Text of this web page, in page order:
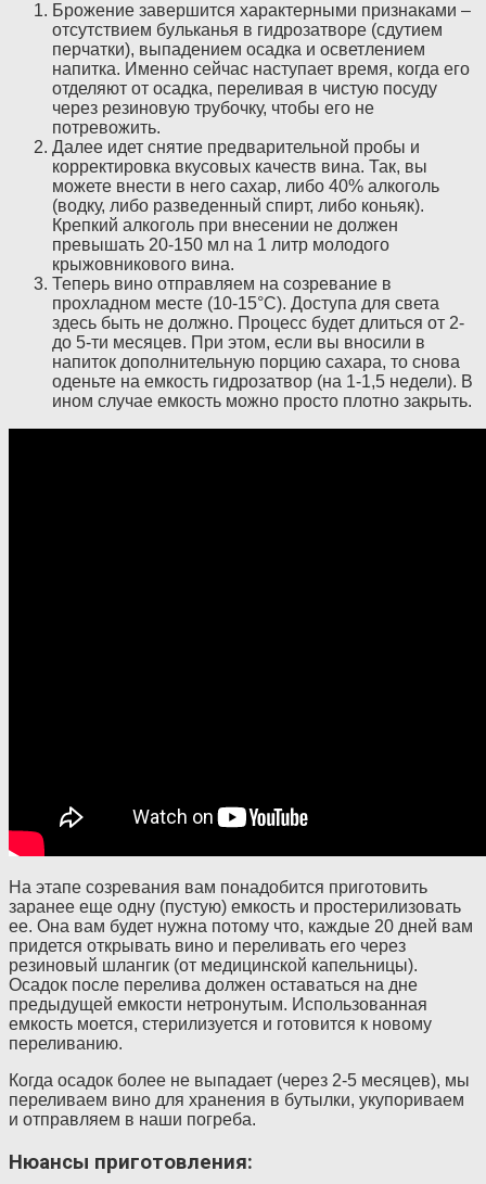
Брожение завершится характерными признаками –
отсутствием бульканья в гидрозатворе (сдутием
перчатки), выпадением осадка и осветлением
напитка. Именно сейчас наступает время, когда его
отделяют от осадка, переливая в чистую посуду
через резиновую трубочку, чтобы его не
потревожить.
Далее идет снятие предварительной пробы и
корректировка вкусовых качеств вина. Так, вы
можете внести в него сахар, либо 40% алкоголь
(водку, либо разведенный спирт, либо коньяк).
Крепкий алкоголь при внесении не должен
превышать 20-150 мл на 1 литр молодого
крыжовникового вина.
Теперь вино отправляем на созревание в
прохладном месте (10-15°C). Доступа для света
здесь быть не должно. Процесс будет длиться от 2-
до 5-ти месяцев. При этом, если вы вносили в
напиток дополнительную порцию сахара, то снова
оденьте на емкость гидрозатвор (на 1-1,5 недели). В
ином случае емкость можно просто плотно закрыть.
На этапе созревания вам понадобится приготовить
заранее еще одну (пустую) емкость и простерилизовать
ее. Она вам будет нужна потому что, каждые 20 дней вам
придется открывать вино и переливать его через
резиновый шлангик (от медицинской капельницы).
Осадок после перелива должен оставаться на дне
предыдущей емкости нетронутым. Использованная
емкость моется, стерилизуется и готовится к новому
переливанию.
Когда осадок более не выпадает (через 2-5 месяцев), мы
переливаем вино для хранения в бутылки, укупориваем
и отправляем в наши погреба.
Нюансы приготовления: